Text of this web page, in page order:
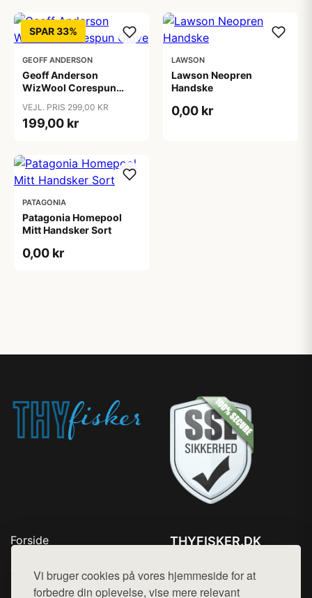
Vi bruger cookies på vores hjemmeside for at
forbedre din oplevelse, vise mere relevant
SPAR 33%
GEOFF ANDERSON
Geoff Anderson
WizWool Corespun
VEJL. PRIS 299,00 KR
199,00 kr
LAWSON
Lawson Neopren
Handske
0,00 kr
PATAGONIA
Patagonia Homepool
Mitt Handsker Sort
0,00 kr
Forside
Top Rabatter
Kontakt
THYFISKER.DK
Mail: hej@want.dk